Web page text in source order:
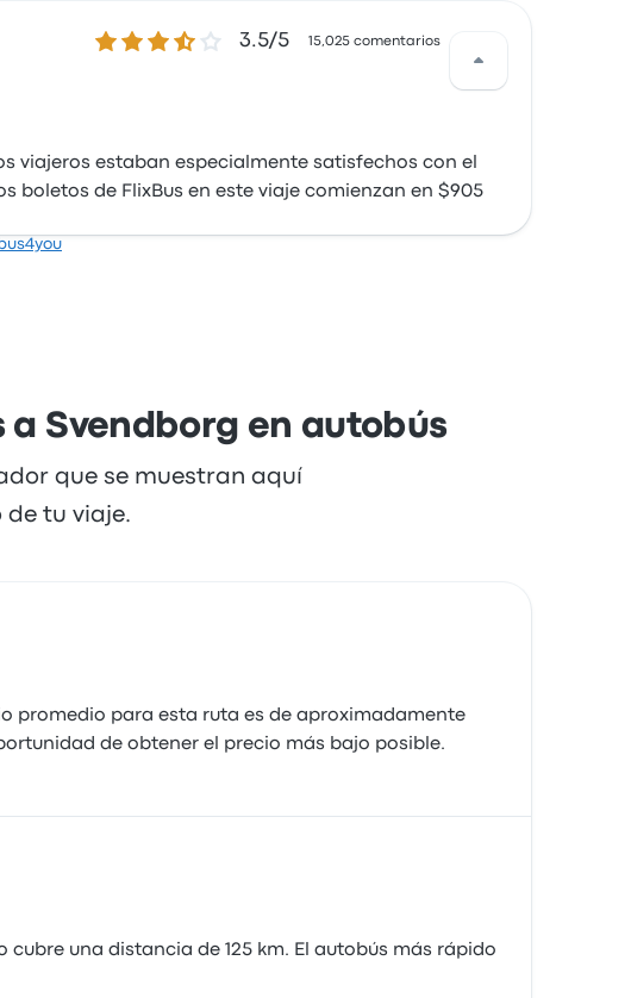
3.5 de 5 estrellas3.5/5 15,025 comentarios
viajeros estaban especialmente satisfechos con el
boletos de FlixBus en este viaje comienzan en $905
a Svendborg en autobús
que se muestran aquí
tu viaje.
promedio para esta ruta es de aproximadamente
de obtener el precio más bajo posible.
una distancia de 125 km. El autobús más rápido